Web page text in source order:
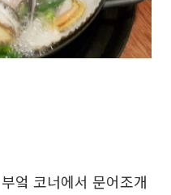
엌 코너에서 문어조개